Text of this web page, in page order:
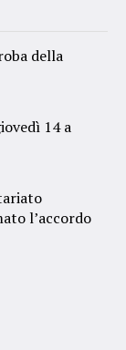
della
14 a
l’accordo